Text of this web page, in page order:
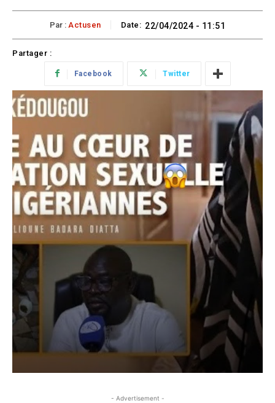
Par : Actusen Date: 22/04/2024 - 11:51
Partager :
Facebook Twitter
- Advertisement -